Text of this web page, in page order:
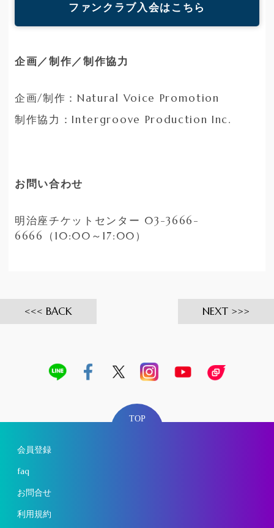
ファンクラブ入会はこちら
企画／制作／制作協力
企画/制作：Natural Voice Promotion
制作協力：Intergroove Production Inc.
お問い合わせ
明治座チケットセンター 03-3666-
6666（10:00～17:00）
BACK NEXT
TOP
会員登録
faq
お問合せ
利用規約